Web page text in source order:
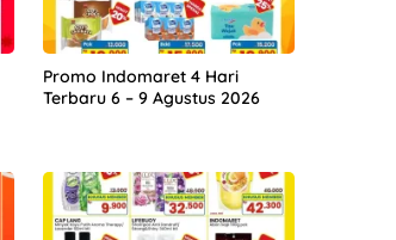
Promo Indomaret 4 Hari
Terbaru 6 – 9 Agustus 2026